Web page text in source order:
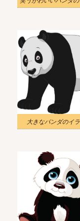
大きなパンダのイ